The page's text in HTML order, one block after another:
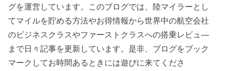
グを運営しています。このブログでは、陸マイラーとし
てマイルを貯める方法やお得情報から世界中の航空会社
のビジネスクラスやファーストクラスへの搭乗レビュ―
まで日々記事を更新しています。是非、ブログをブック
マークしてお時間あるときには遊びに来てくださ